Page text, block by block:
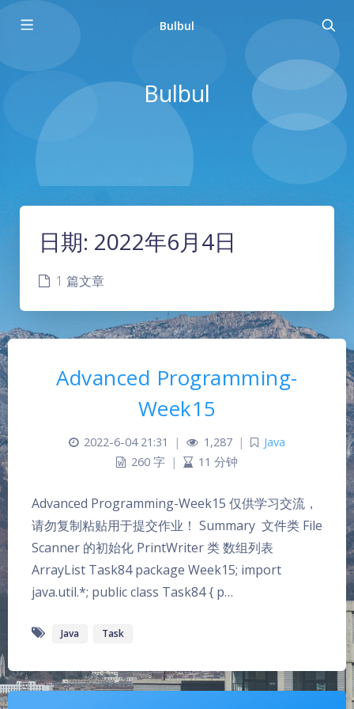
Bulbul
Bulbul
夜间模式
关闭 日落 暗化 灰度
日期: 2022年6月4日
1 篇文章
Advanced Programming-
Week15
2022-6-04 21:31 | 1,287 |
Java
260 字 | 11 分钟
Advanced Programming-Week15 仅供学习交流，
请勿复制粘贴用于提交作业！ Summary 文件类 File
Scanner 的初始化 PrintWriter 类 数组列表
ArrayList Task84 package Week15; import
java.util.*; public class Task84 { p…
Java Task